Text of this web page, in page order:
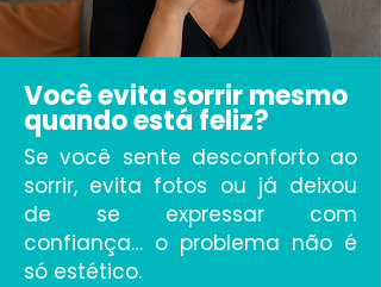
Vocêevita sorrirmesmo
quando está feliz?
Se você sente desconforto ao
sorrir, evita fotos ou já deixou
de se expressar com
confiança… o problema não é
só estético.